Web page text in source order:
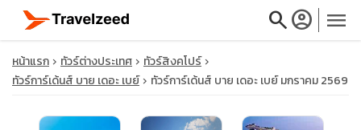
searchaccount_circle menu
หน้าแรก ทัวร์ต่างประเทศ
ทัวร์สิงคโปร์
ทัวร์การ์เด้นส์ บาย เดอะ เบย์
ทัวร์การ์เด้นส์ บาย เดอะ เบย์ มกราคม 2569